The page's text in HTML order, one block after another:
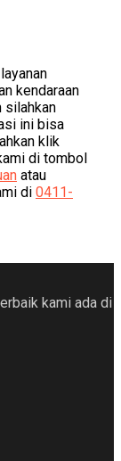
kendaraan
silahkan
ini bisa
klik
di tombol
atau
di 0411-
kami ada di